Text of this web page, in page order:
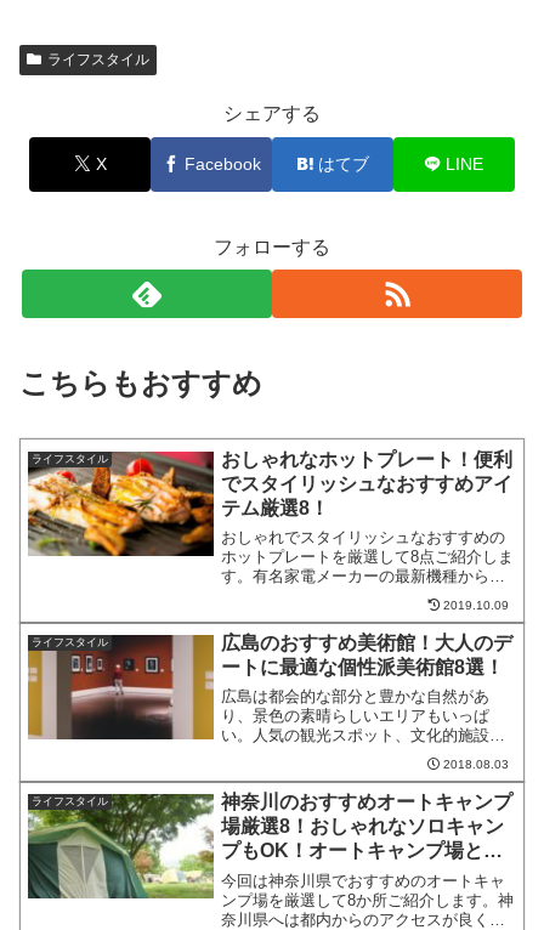
ライフスタイル
シェアする
X Facebook はてブ LINE
フォローする
こちらもおすすめ
ライフスタイル
おしゃれなホットプレート！便利
でスタイリッシュなおすすめアイ
テム厳選8！
おしゃれでスタイリッシュなおすすめの
ホットプレートを厳選して8点ご紹介しま
す。有名家電メーカーの最新機種から、
ホットプレートに特化した機能的かつお
しゃれなホットプレートまで集めまし
た。おしゃれなホットプレートを探して
いる方はぜひ参考にしてみ...
2019.10.09
ライフスタイル
広島のおすすめ美術館！大人のデ
ートに最適な個性派美術館8選！
広島は都会的な部分と豊かな自然があ
り、景色の素晴らしいエリアもいっぱ
い。人気の観光スポット、文化的施設も
多く存在します。そこで今回は、広島県
でおすすめの、大人のデートにもぴった
りな美術館を厳選してご紹介したいと思
います！広島のおすすめ美術館...
2018.08.03
ライフスタイル
神奈川のおすすめオートキャンプ
場厳選8！おしゃれなソロキャン
プもOK！オートキャンプ場と
は？
今回は神奈川県でおすすめのオートキャ
ンプ場を厳選して8か所ご紹介します。神
奈川県へは都内からのアクセスが良く、